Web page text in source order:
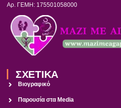
Αρ. ΓΕΜΗ: 175501058000
ΣΧΕΤΙΚΑ
Βιογραφικό
Παρουσία στα Media